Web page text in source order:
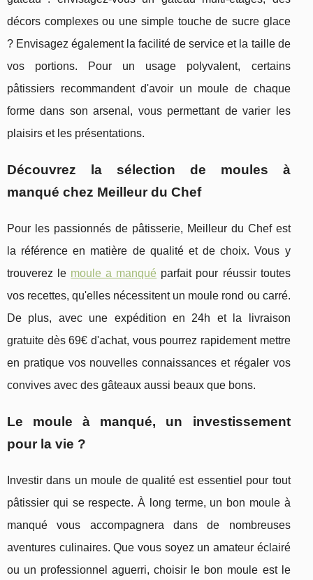
décors complexes ou une simple touche de sucre glace
? Envisagez également la facilité de service et la taille de
vos portions. Pour un usage polyvalent, certains
pâtissiers recommandent d'avoir un moule de chaque
forme dans son arsenal, vous permettant de varier les
plaisirs et les présentations.
Découvrez la sélection de moules à
manqué chez Meilleur du Chef
Pour les passionnés de pâtisserie, Meilleur du Chef est
la référence en matière de qualité et de choix. Vous y
trouverez le moule a manqué parfait pour réussir toutes
vos recettes, qu'elles nécessitent un moule rond ou carré.
De plus, avec une expédition en 24h et la livraison
gratuite dès 69€ d'achat, vous pourrez rapidement mettre
en pratique vos nouvelles connaissances et régaler vos
convives avec des gâteaux aussi beaux que bons.
Le moule à manqué, un investissement
pour la vie ?
Investir dans un moule de qualité est essentiel pour tout
pâtissier qui se respecte. À long terme, un bon moule à
manqué vous accompagnera dans de nombreuses
aventures culinaires. Que vous soyez un amateur éclairé
ou un professionnel aguerri, choisir le bon moule est le